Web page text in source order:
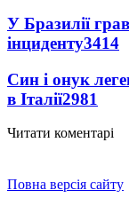
У Бразилії
інциденту3414
Син і онук
в Італії2981
Читати коментарі
Повна версія сайту